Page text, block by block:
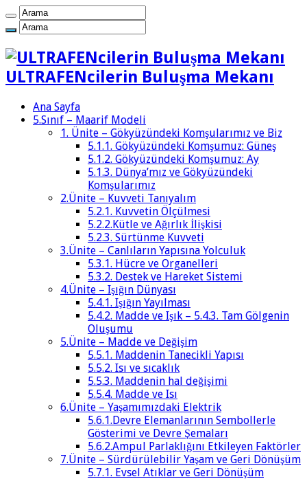
ULTRAFENcilerin Buluşma Mekanı
Ana Sayfa
5.Sınıf – Maarif Modeli
1. Ünite – Gökyüzündeki Komşularımız ve Biz
5.1.1. Gökyüzündeki Komşumuz: Güneş
5.1.2. Gökyüzündeki Komşumuz: Ay
5.1.3. Dünya’mız ve Gökyüzündeki
Komşularımız
2.Ünite – Kuvveti Tanıyalım
5.2.1. Kuvvetin Ölçülmesi
5.2.2.Kütle ve Ağırlık İlişkisi
5.2.3. Sürtünme Kuvveti
3.Ünite – Canlıların Yapısına Yolculuk
5.3.1. Hücre ve Organelleri
5.3.2. Destek ve Hareket Sistemi
4.Ünite – Işığın Dünyası
5.4.1. Işığın Yayılması
5.4.2. Madde ve Işık – 5.4.3. Tam Gölgenin
Oluşumu
5.Ünite – Madde ve Değişim
5.5.1. Maddenin Tanecikli Yapısı
5.5.2. Isı ve sıcaklık
5.5.3. Maddenin hal değişimi
5.5.4. Madde ve Isı
6.Ünite – Yaşamımızdaki Elektrik
5.6.1.Devre Elemanlarının Sembollerle
Gösterimi ve Devre Şemaları
5.6.2.Ampul Parlaklığını Etkileyen Faktörler
7.Ünite – Sürdürülebilir Yaşam ve Geri Dönüşüm
5.7.1. Evsel Atıklar ve Geri Dönüşüm